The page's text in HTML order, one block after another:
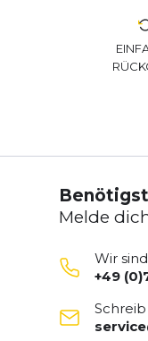
Melde
Wir
+49